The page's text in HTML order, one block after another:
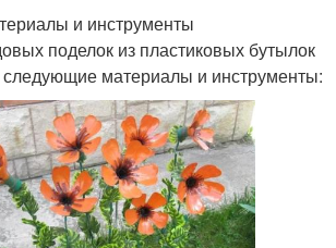
и инструменты
поделок из пластиковых бутылок
материалы и инструменты: